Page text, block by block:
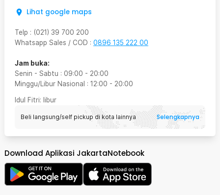
Lihat google maps
Telp : (021) 39 700 200
Whatsapp Sales / COD : 0896 135 222 00
Jam buka:
Senin - Sabtu : 09:00 - 20:00
Minggu/Libur Nasional : 12:00 - 20:00
Idul Fitri: libur
Beli langsung/self pickup di kota lainnya Selengkapnya
Download Aplikasi JakartaNotebook